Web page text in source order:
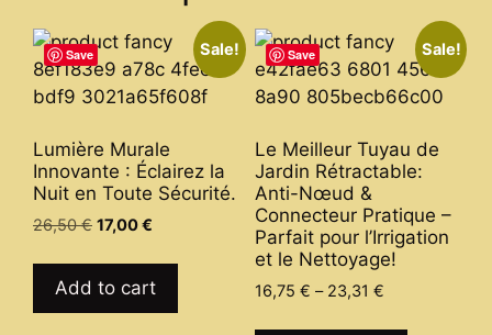
Save Sale!
Lumière Murale
Innovante : Éclairez la
Nuit en Toute Sécurité.
26,50€ Original
was:
26,50 €.
17,00€
is:
17,00 €.
Add to cart
Save Sale!
Le Meilleur Tuyau de
Jardin Rétractable:
Anti-Nœud &
Connecteur Pratique –
Parfait pour l’Irrigation
et le Nettoyage!
16,75 € – 23,31 €Price